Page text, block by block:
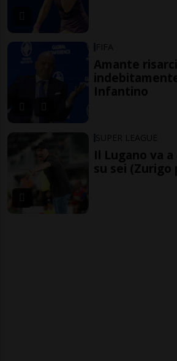
FIFA
Amante
Infantino
SUPER LEAGUE
Il Lugano va
su sei